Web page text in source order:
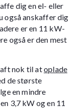
dig en el- eller
også anskaffer dig
er en 11 kW-
også er den mest
nok til atoplade
de største
en mindre
3,7 kW og en 11